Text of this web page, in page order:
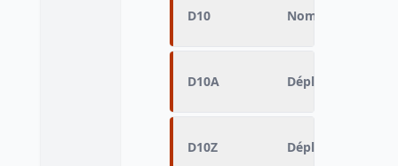
D10 Nombre de
D10A Déplacement
D10Z Déplacement